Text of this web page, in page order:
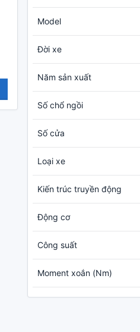
Model
Đời xe
Năm sản xuất
Số chổ ngồi
Số cửa
Loại xe
Kiến trúc truyền động
Động cơ
Công suất
Moment xoắn (Nm)